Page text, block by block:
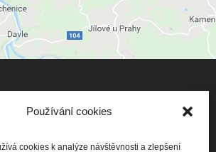
Používání cookies
cookies k analýze návštěvnosti a zlepšení